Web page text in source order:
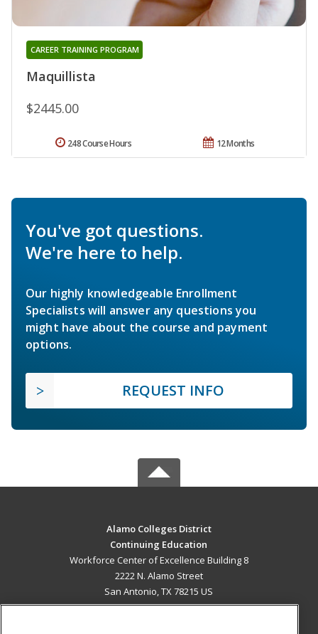
Maquillista
CAREER TRAINING PROGRAM
$2445.00
12 Months
248 Course Hours
You've got questions.
We're here to help.
Our highly knowledgeable Enrollment
Specialists will answer any questions you
might have about the course and payment
options.
REQUEST INFO
Alamo Colleges District
Continuing Education
Workforce Center of Excellence Building 8
2222 N. Alamo Street
San Antonio, TX 78215 US